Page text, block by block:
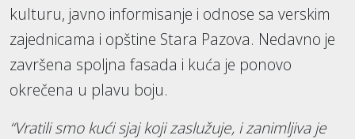
kulturu, javno informisanje i odnose sa verskim
zajednicama i opštine Stara Pazova. Nedavno je
završena spoljna fasada i kuća je ponovo
okrečena u plavu boju.
“Vratili smo kući sjaj koji zaslužuje, i zanimljiva je